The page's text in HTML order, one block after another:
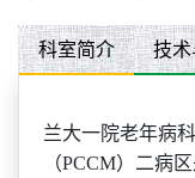
科室简介 技
兰大一院老年病
（PCCM）二病